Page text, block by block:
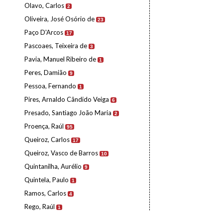
Olavo, Carlos 2
Oliveira, José Osório de 23
Paço D'Arcos 17
Pascoaes, Teixeira de 3
Pavia, Manuel Ribeiro de 1
Peres, Damião 9
Pessoa, Fernando 1
Pires, Arnaldo Cândido Veiga 6
Presado, Santiago João Maria 2
Proença, Raúl 95
Queiroz, Carlos 17
Queiroz, Vasco de Barros 10
Quintanilha, Aurélio 9
Quintela, Paulo 1
Ramos, Carlos 4
Rego, Raúl 1